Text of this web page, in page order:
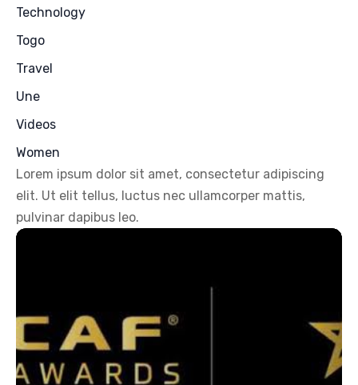
Technology
Togo
Travel
Une
Videos
Women
Lorem ipsum dolor sit amet, consectetur adipiscing
elit. Ut elit tellus, luctus nec ullamcorper mattis,
pulvinar dapibus leo.